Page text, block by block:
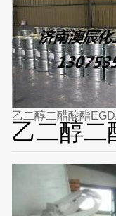
乙二醇二醋酸酯
乙二醇二